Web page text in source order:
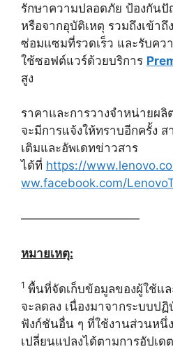
รักษาความปลอดภัย ป้องกัน
หรือจากอุบัติเหตุ รวมถึงเข้าถึ
ซ่อมแซมที่รวดเร็ว และรับคว
ใช้ซอฟต์แวร์ด้วยบริการ
สูง
ราคาและการวางจำหน่ายผ
จะมีการแจ้งให้ทราบอีกครั้ง
เติมและอัพเดทข่าวสาร
ได้ที่ https://
ww.facebook.com/
——————————
หมายเหตุ:
1 พื้นที่จัดเก็บข้อมูลของผู้ใช้แ
จะลดลง เนื่องมาจากระบบป
ฟังก์ชันอื่น ๆ ที่ใช้งานส่วนหนึ่
เปลี่ยนแปลงได้ตามการอัปเ